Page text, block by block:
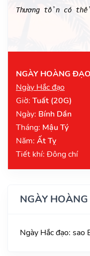
Thương tổn có
NGÀY HOÀNG ĐẠO
Ngày Hắc đạo
Giờ: Tuất (20G)
Ngày: Bính Dần
Tháng: Mậu Tý
Năm: Ất Tỵ
Tiết khí: Đông chí
NGÀY
Ngày Hắc đạo: sao